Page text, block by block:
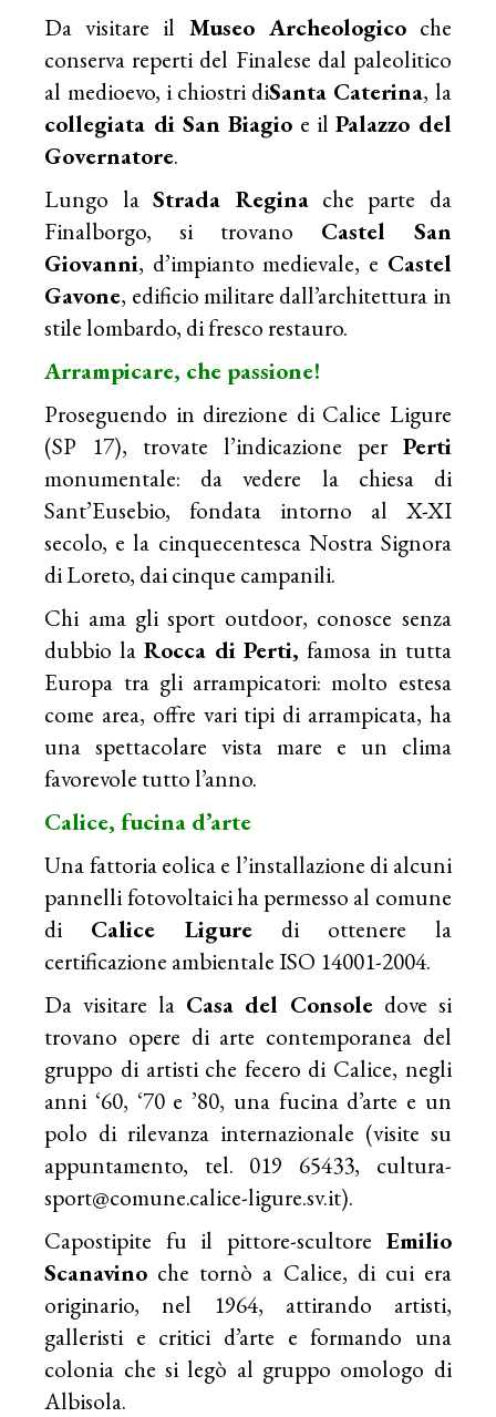
Da visitare il Museo Archeologicoche
conserva reperti del Finalese dal paleolitico
al medioevo, i chiostri diSanta Caterina, la
collegiata di San Biagio e ilPalazzo del
Governatore.
Lungo laStrada Reginache parte da
Finalborgo, si trovano Castel San
Giovanni, d’impianto medievale, e Castel
Gavone, edificio militare dall’architettura in
stile lombardo, di fresco restauro.
Arrampicare, che passione!
Proseguendo in direzione di Calice Ligure
(SP 17), trovate l’indicazione per Perti
monumentale: da vedere la chiesa di
Sant’Eusebio, fondata intorno al X-XI
secolo, e la cinquecentesca Nostra Signora
di Loreto, dai cinque campanili.
Chi ama gli sport outdoor, conosce senza
dubbio la Rocca di Perti, famosa in tutta
Europa tra gli arrampicatori: molto estesa
come area, offre vari tipi di arrampicata, ha
una spettacolare vista mare e un clima
favorevole tutto l’anno.
Calice, fucina d’arte
Una fattoria eolica e l’installazione di alcuni
pannelli fotovoltaici ha permesso al comune
di Calice Ligure di ottenere la
certificazione ambientale ISO 14001-2004.
Da visitare la Casa del Console dove si
trovano opere di arte contemporanea del
gruppo di artisti che fecero di Calice, negli
anni ‘60, ‘70 e ’80, una fucina d’arte e un
polo di rilevanza internazionale (visite su
appuntamento, tel. 019 65433, cultura-
sport@comune.calice-ligure.sv.it).
Capostipite fu il pittore-scultore Emilio
Scanavino che tornò a Calice, di cui era
originario, nel 1964, attirando artisti,
galleristi e critici d’arte e formando una
colonia che si legò al gruppo omologo di
Albisola.